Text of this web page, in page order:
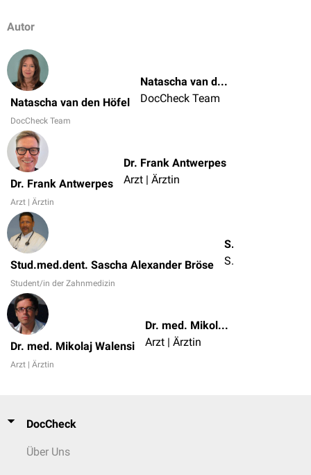
Autor
Natascha van den Höfel
DocCheck Team
Natascha van den Höfel
DocCheck Team
Dr. Frank Antwerpes
Arzt | Ärztin
Dr. Frank Antwerpes
Arzt | Ärztin
Stud.med.dent. Sascha Alexander Bröse
Student/in der Zahnmedizin
Stud.med.dent. Sascha Alexander Bröse
Student/in der Zahnmedizin
Dr. med. Mikolaj Walensi
Arzt | Ärztin
Dr. med. Mikolaj Walensi
Arzt | Ärztin
DocCheck
Über Uns